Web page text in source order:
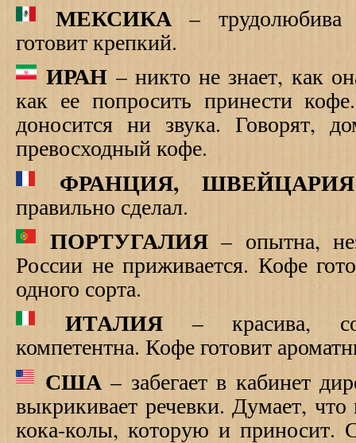
МЕКСИКА– трудолюбива
готовит крепкий.
ИРАН – никто не знает, как
как ее попросить принести
доносится ни звука. Говорят,
превосходный кофе.
ФРАНЦИЯ, ШВЕЙЦАРИЯ
правильно сделал.
ПОРТУГАЛИЯ – опытна,
России не приживается. Кофе
одного сорта.
ИТАЛИЯ – красива,
компетентна. Кофе готовит
США– забегает в кабинет
выкрикивает речевки. Думает,
кока-колы, которую и приносит.